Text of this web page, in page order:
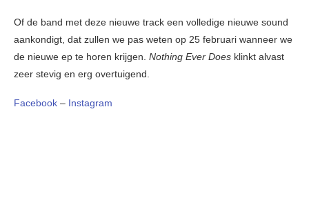
Of de band met deze nieuwe track een volledige nieuwe sound
aankondigt, dat zullen we pas weten op 25 februari wanneer we
de nieuwe ep te horen krijgen. Nothing Ever Does klinkt alvast
zeer stevig en erg overtuigend.
Facebook – Instagram